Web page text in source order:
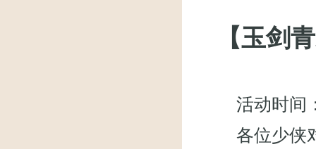
【玉剑
活动时间
各位少侠